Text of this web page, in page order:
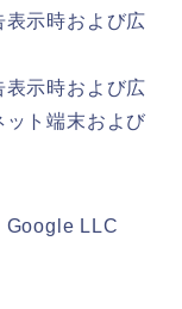
表示時および広
表示時および広
ト端末および
Google LLC